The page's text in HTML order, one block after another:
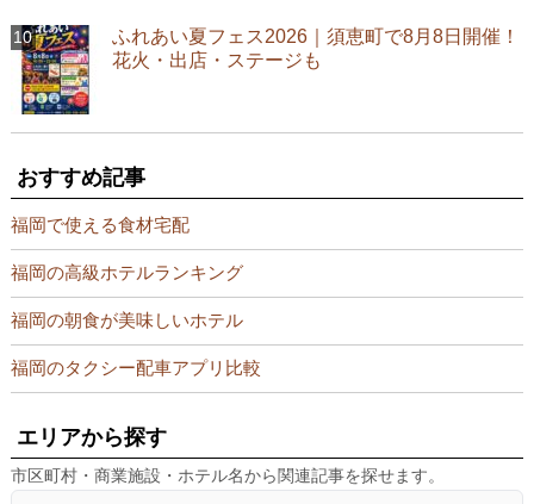
ふれあい夏フェス2026｜須恵町で8月8日開催！
花火・出店・ステージも
おすすめ記事
福岡で使える食材宅配
福岡の高級ホテルランキング
福岡の朝食が美味しいホテル
福岡のタクシー配車アプリ比較
エリアから探す
市区町村・商業施設・ホテル名から関連記事を探せます。